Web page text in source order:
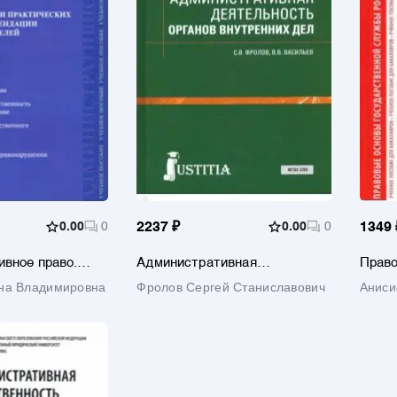
0.00 0
право.
занятий,
Владимировна
2237 ₽ 0.00 0
Административная
внутренних дел. Учебник
Фролов Сергей Станиславович
1349